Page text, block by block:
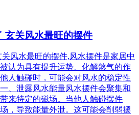
玄关风水最旺的摆件
风水最旺的摆件,风水摆件是家居中
认为具有提升运势、化解煞气的作
人触碰时，可能会对风水的稳定性
、泄露风水能量风水摆件会聚集和
来特定的磁场。当他人触碰摆件
，导致能量外泄。这可能会削弱摆